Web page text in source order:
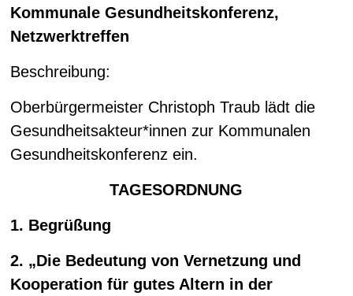
Kommunale Gesundheitskonferenz,
Netzwerktreffen
Beschreibung:
Oberbürgermeister Christoph Traub lädt die
Gesundheitsakteur*innen zur Kommunalen
Gesundheitskonferenz ein.
TAGESORDNUNG
1. Begrüßung
2. „Die Bedeutung von Vernetzung und
Kooperation für gutes Altern in der